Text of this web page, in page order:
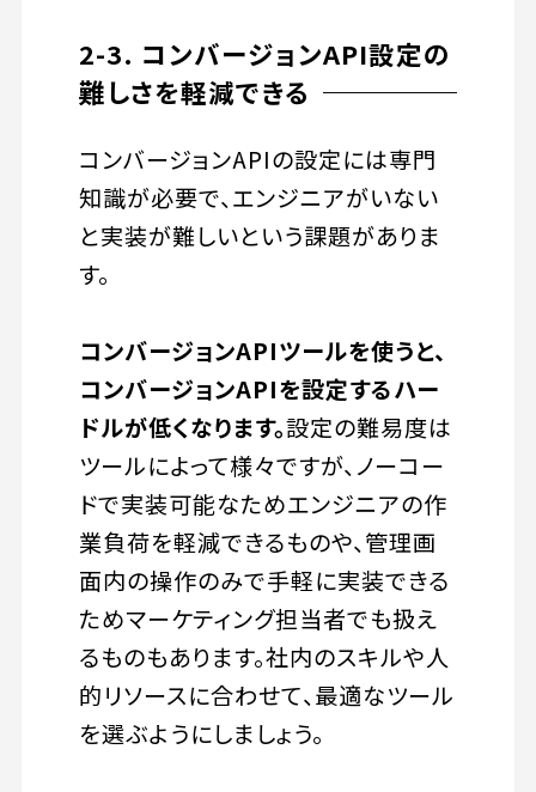
2-3. コンバージョンAPI設定の
難しさを軽減できる
コンバージョンAPIの設定には専門
知識が必要で、エンジニアがいない
と実装が難しいという課題がありま
す。
コンバージョンAPIツールを使うと、
コンバージョンAPIを設定するハー
ドルが低くなります。設定の難易度は
ツールによって様々ですが、ノーコー
ドで実装可能なためエンジニアの作
業負荷を軽減できるものや、管理画
面内の操作のみで手軽に実装できる
ためマーケティング担当者でも扱え
るものもあります。社内のスキルや人
的リソースに合わせて、最適なツール
を選ぶようにしましょう。